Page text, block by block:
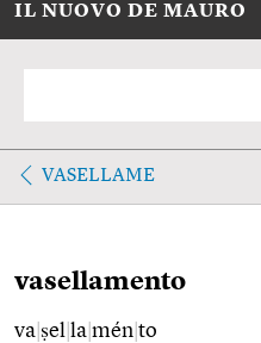
IL NUOVO DE MAURO
VASELLAME
vasellamento
va ṣel la mén to